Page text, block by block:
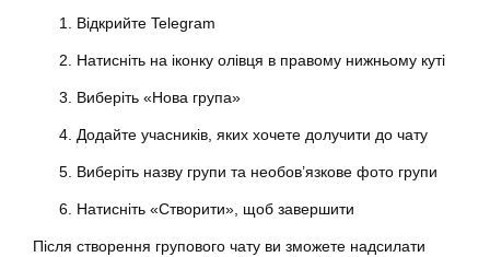
Відкрийте Telegram
Натисніть на іконку олівця в правому нижньому куті
Виберіть «Нова група»
Додайте учасників, яких хочете долучити до чату
Виберіть назву групи та необов’язкове фото групи
Натисніть «Створити», щоб завершити
Після створення групового чату ви зможете надсилати